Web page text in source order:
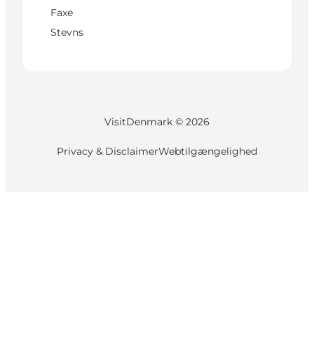
Faxe
Stevns
VisitDenmark © 2026
Privacy & DisclaimerWebtilgængelighed